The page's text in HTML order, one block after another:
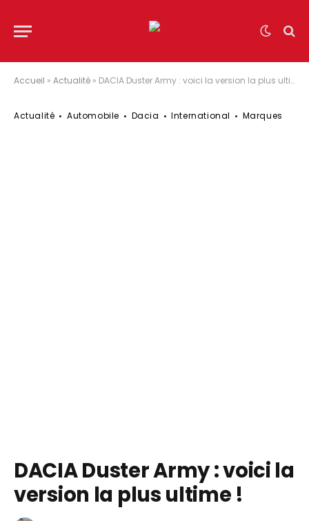
Accueil » Actualité » DACIA Duster Army : voici la version la plus ultime !
Actualité Automobile Dacia International Marques
DACIA Duster Army : voici la
version la plus ultime !